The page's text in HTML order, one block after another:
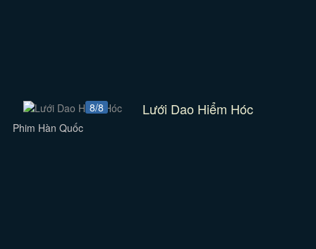
8/8 Lưới Dao Hiểm Hóc
Phim Hàn Quốc